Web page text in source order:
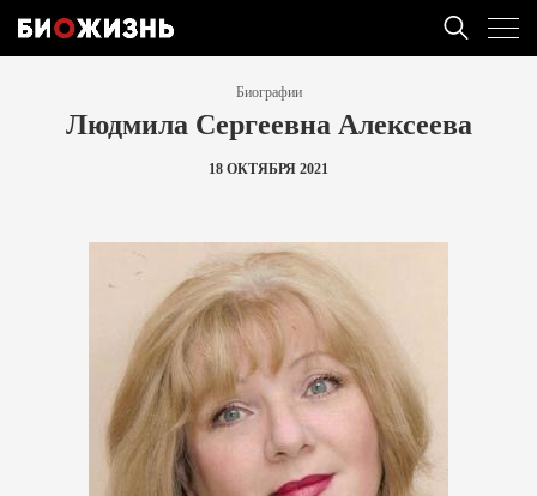
Биографии
Людмила Сергеевна Алексеева
18 ОКТЯБРЯ 2021